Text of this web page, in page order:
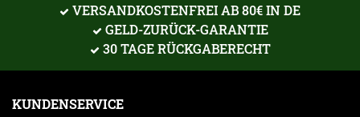
VERSANDKOSTENFREI AB 80€ IN DE
GELD-ZURÜCK-GARANTIE
30 TAGE RÜCKGABERECHT
KUNDENSERVICE